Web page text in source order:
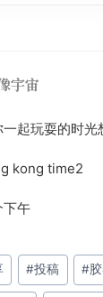
宇宙
起玩耍的时光
kong time2
午
#投稿 #